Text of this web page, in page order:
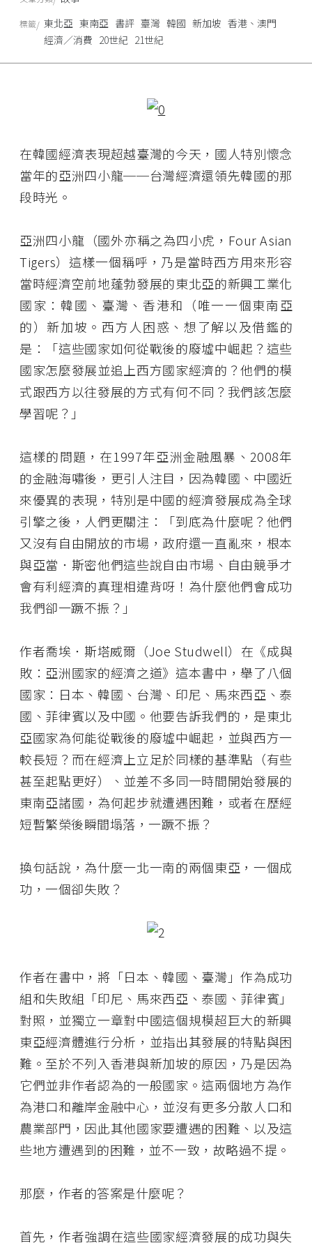
在韓國經濟表現超越臺灣的今天，國人特別懷念
當年的亞洲四小龍──台灣經濟還領先韓國的那
段時光。
亞洲四小龍（國外亦稱之為四小虎，Four Asian
Tigers）這樣一個稱呼，乃是當時西方用來形容
當時經濟空前地蓬勃發展的東北亞的新興工業化
國家：韓國、臺灣、香港和（唯一一個東南亞
的）新加坡。西方人困惑、想了解以及借鑑的
是：「這些國家如何從戰後的廢墟中崛起？這些
國家怎麼發展並追上西方國家經濟的？他們的模
式跟西方以往發展的方式有何不同？我們該怎麼
學習呢？」
這樣的問題，在1997年亞洲金融風暴、2008年
的金融海嘯後，更引人注目，因為韓國、中國近
來優異的表現，特別是中國的經濟發展成為全球
引擎之後，人們更關注：「到底為什麼呢？他們
又沒有自由開放的市場，政府還一直亂來，根本
與亞當．斯密他們這些說自由市場、自由競爭才
會有利經濟的真理相違背呀！為什麼他們會成功
我們卻一蹶不振？」
作者喬埃．斯塔威爾（Joe Studwell）在《成與
敗：亞洲國家的經濟之道》這本書中，舉了八個
國家：日本、韓國、台灣、印尼、馬來西亞、泰
國、菲律賓以及中國。他要告訴我們的，是東北
亞國家為何能從戰後的廢墟中崛起，並與西方一
較長短？而在經濟上立足於同樣的基準點（有些
甚至起點更好）、並差不多同一時間開始發展的
東南亞諸國，為何起步就遭遇困難，或者在歷經
短暫繁榮後瞬間塌落，一蹶不振？
換句話說，為什麼一北一南的兩個東亞，一個成
功，一個卻失敗？
作者在書中，將「日本、韓國、臺灣」作為成功
組和失敗組「印尼、馬來西亞、泰國、菲律賓」
對照，並獨立一章對中國這個規模超巨大的新興
東亞經濟體進行分析，並指出其發展的特點與困
難。至於不列入香港與新加坡的原因，乃是因為
它們並非作者認為的一般國家。這兩個地方為作
為港口和離岸金融中心，並沒有更多分散人口和
農業部門，因此其他國家要遭遇的困難、以及這
些地方遭遇到的困難，並不一致，故略過不提。
那麼，作者的答案是什麼呢？
首先，作者強調在這些國家經濟發展的成功與失
標籤 東北亞 東南亞 書評 臺灣 韓國 新加坡 香港、澳門
經濟／消費 20世紀 21世紀